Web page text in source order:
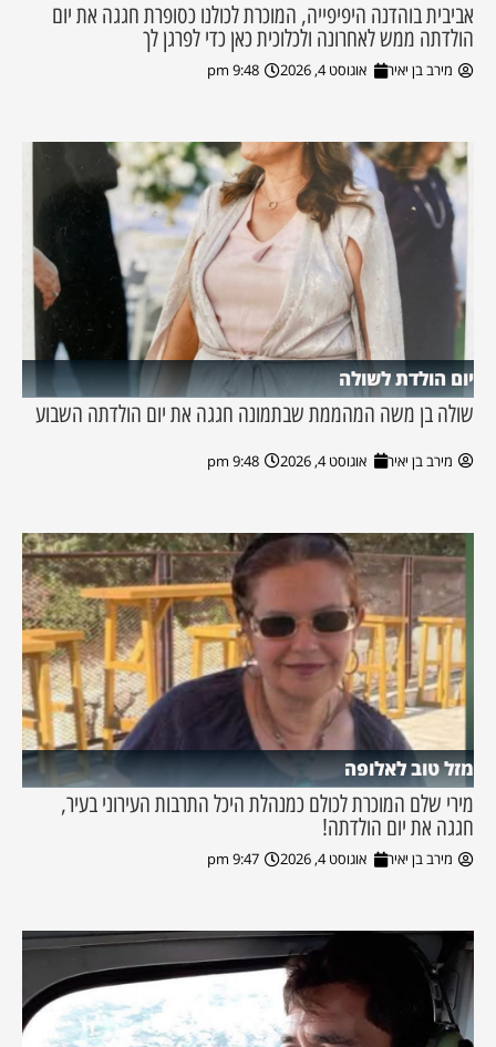
אביבית בוהדנה היפיפייה, המוכרת לכולנו כסופרת חגגה את יום
הולדתה ממש לאחרונה ולכלוכית כאן כדי לפרגן לך
מירב בן יאיר אוגוסט 4, 2026 9:48 pm
יום הולדת לשולה
שולה בן משה המהממת שבתמונה חגגה את יום הולדתה השבוע
מירב בן יאיר אוגוסט 4, 2026 9:48 pm
מזל טוב לאלופה
מירי שלם המוכרת לכולם כמנהלת היכל התרבות העירוני בעיר,
חגגה את יום הולדתה!
מירב בן יאיר אוגוסט 4, 2026 9:47 pm